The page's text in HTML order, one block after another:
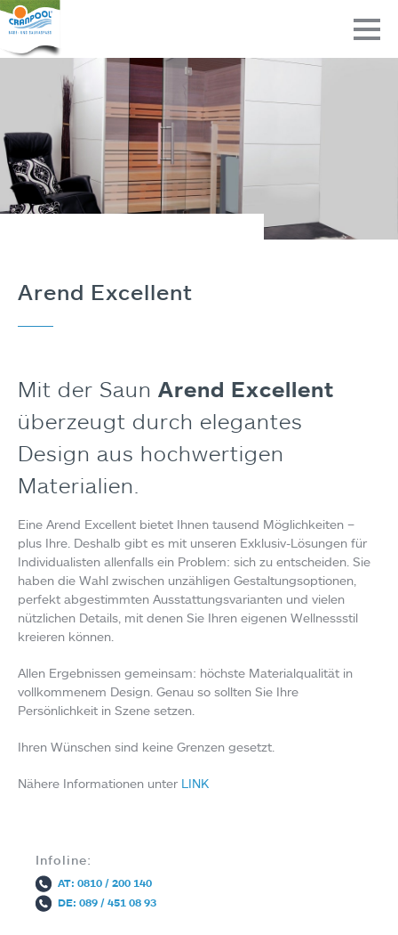
Arend Excellent
Mit der Saun Arend Excellent
überzeugt durch elegantes
Design aus hochwertigen
Materialien.
Eine Arend Excellent bietet Ihnen tausend Möglichkeiten –
plus Ihre. Deshalb gibt es mit unseren Exklusiv-Lösungen für
Individualisten allenfalls ein Problem: sich zu entscheiden. Sie
haben die Wahl zwischen unzähligen Gestaltungsoptionen,
perfekt abgestimmten Ausstattungsvarianten und vielen
nützlichen Details, mit denen Sie Ihren eigenen Wellnessstil
kreieren können.
Allen Ergebnissen gemeinsam: höchste Materialqualität in
vollkommenem Design. Genau so sollten Sie Ihre
Persönlichkeit in Szene setzen.
Ihren Wünschen sind keine Grenzen gesetzt.
Nähere Informationen unter LINK
Infoline:
AT: 0810 / 200 140
DE: 089 / 451 08 93